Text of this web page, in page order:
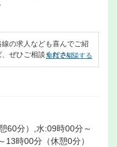
の求人なども喜んでご紹
ぜひご相談ください。
無料で相談する
60分）,水:09時00分～
時00分（休憩0分）